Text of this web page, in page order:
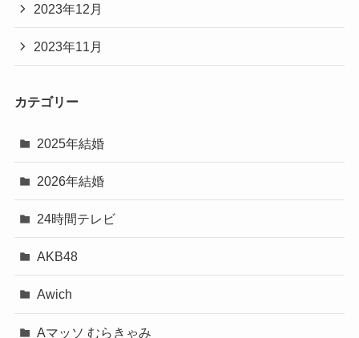
2023年12月
2023年11月
カテゴリー
2025年結婚
2026年結婚
24時間テレビ
AKB48
Awich
Aマッソ むらきゃみ